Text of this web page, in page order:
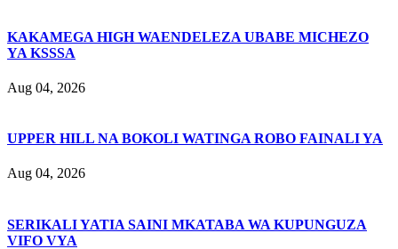
KAKAMEGA HIGH WAENDELEZA UBABE MICHEZO
YA KSSSA
Aug 04, 2026
UPPER HILL NA BOKOLI WATINGA ROBO FAINALI YA
Aug 04, 2026
SERIKALI YATIA SAINI MKATABA WA KUPUNGUZA
VIFO VYA